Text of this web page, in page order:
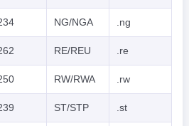
NG/NGA .ng
RE/REU .re
RW/RWA .rw
ST/STP .st